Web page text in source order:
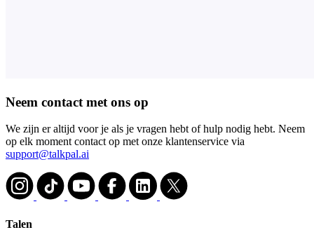
Neem contact met ons op
We zijn er altijd voor je als je vragen hebt of hulp nodig hebt. Neem
op elk moment contact op met onze klantenservice via
support@talkpal.ai
Talen